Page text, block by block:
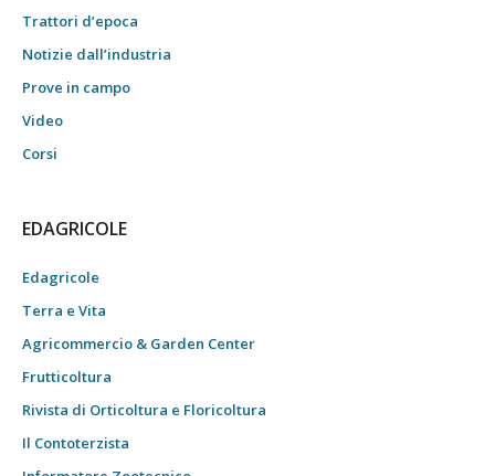
Trattori d’epoca
Notizie dall’industria
Prove in campo
Video
Corsi
EDAGRICOLE
Edagricole
Terra e Vita
Agricommercio & Garden Center
Frutticoltura
Rivista di Orticoltura e Floricoltura
Il Contoterzista